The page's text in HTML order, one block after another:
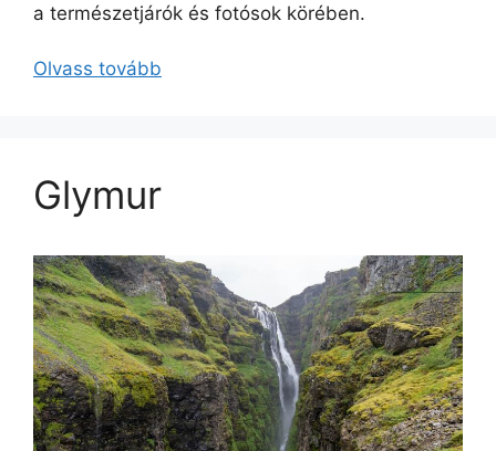
a természetjárók és fotósok körében.
Olvass tovább
Glymur